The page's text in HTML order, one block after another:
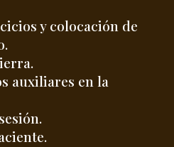
y colocación de
auxiliares en la